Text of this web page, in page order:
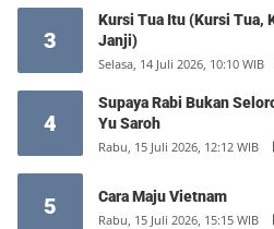
3
Kursi Tua Itu (Kursi Tua,
Janji)
Selasa, 14 Juli 2026, 10:10 WIB
4
Supaya Rabi Bukan
Yu Saroh
Rabu, 15 Juli 2026, 12:12 WIB
5 Cara Maju Vietnam
Rabu, 15 Juli 2026, 15:15 WIB